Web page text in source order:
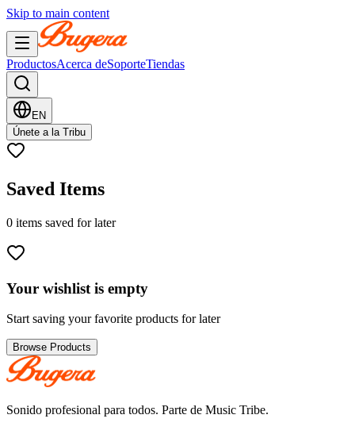
Skip to main content
ProductosAcerca deSoporteTiendas
EN
Únete a la Tribu
Saved Items
0 items saved for later
Your wishlist is empty
Start saving your favorite products for later
Browse Products
Sonido profesional para todos. Parte de Music Tribe.